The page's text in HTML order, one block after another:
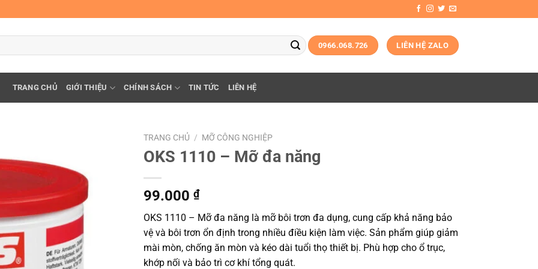
0966.068.726 LIÊN HỆ ZALO
TRANG CHỦ GIỚI THIỆU CHÍNH SÁCH TIN TỨC LIÊN HỆ
TRANG CHỦ / MỠ CÔNG NGHIỆP
OKS 1110 – Mỡ đa năng
99.000 ₫
OKS 1110 – Mỡ đa năng là mỡ bôi trơn đa dụng, cung cấp khả năng bảo
vệ và bôi trơn ổn định trong nhiều điều kiện làm việc. Sản phẩm giúp giảm
mài mòn, chống ăn mòn và kéo dài tuổi thọ thiết bị. Phù hợp cho ổ trục,
khớp nối và bảo trì cơ khí tổng quát.